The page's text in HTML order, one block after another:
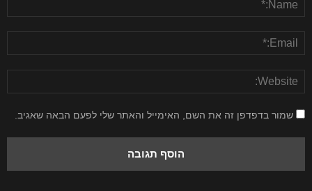
שמור בדפדפן זה את השם, האימייל והאתר שלי לפעם הבאה שאגיב.